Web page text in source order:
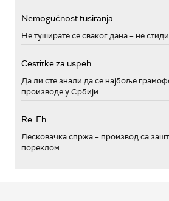
Nemogućnost tusiranja
Не туширате се сваког дана – не
Cestitke za uspeh
Да ли сте знали да се најбоље
производе у Србији
Re: Eh...
Лесковачка спржа – производ са
пореклом